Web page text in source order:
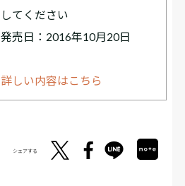
してください
発売日：2016年10月20日
詳しい内容はこちら
シェアする